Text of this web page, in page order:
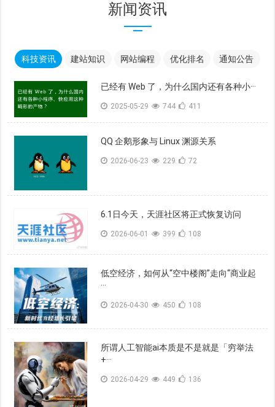
新闻资讯
科技资讯 建站知识 网站编程 优化排名 通知公告
已经有 Web 了，为什么国内还有各种小···
2025-05-29 744 411
QQ 企鹅形象与 Linux 渊源关系
2026-06-23 229 72
6.1日今天，天涯社区将正式恢复访问
2026-06-01 399 108
低空经济，如何从“空中楼阁”走向“商业起
···
2026-04-30 450 108
所谓人工智能ai本质是不是就是「穷举法
+···
2026-04-29 449 136